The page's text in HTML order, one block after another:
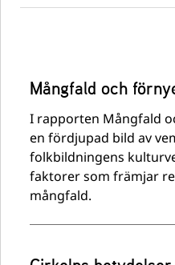
Mångfald och
I rapporten Mångfald
en fördjupad bild av
folkbildningens
faktorer som främjar
mångfald.